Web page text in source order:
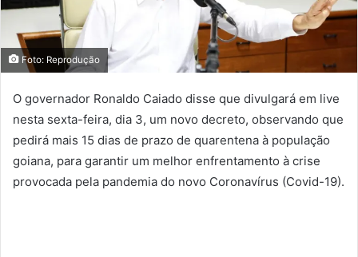
Foto: Reprodução
O governador Ronaldo Caiado disse que divulgará em live
nesta sexta-feira, dia 3, um novo decreto, observando que
pedirá mais 15 dias de prazo de quarentena à população
goiana, para garantir um melhor enfrentamento à crise
provocada pela pandemia do novo Coronavírus (Covid-19).